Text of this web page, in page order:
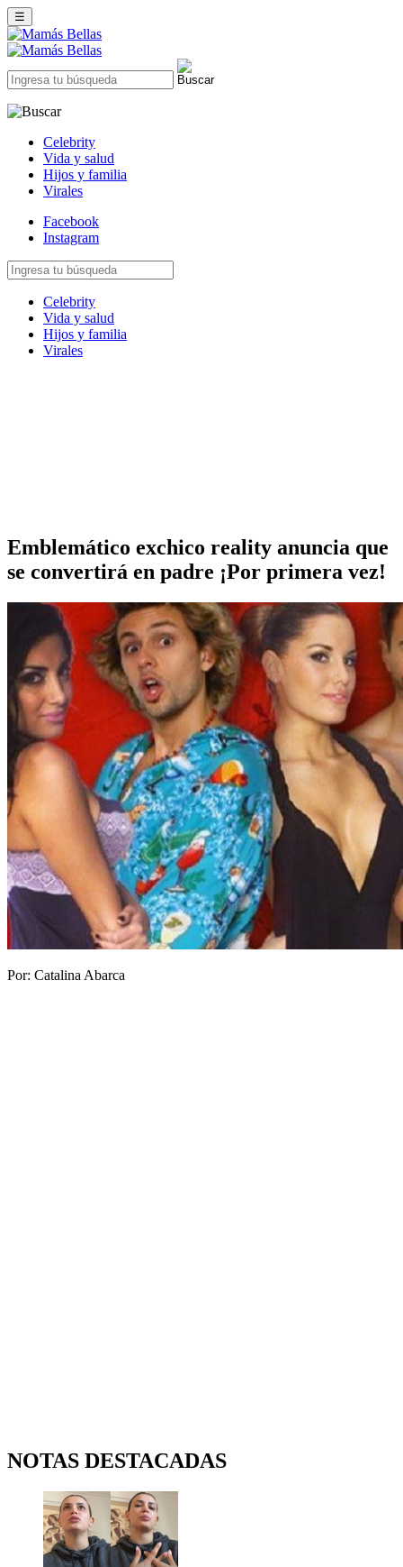
☰
Celebrity
Vida y salud
Hijos y familia
Virales
Facebook
Instagram
Celebrity
Vida y salud
Hijos y familia
Virales
Emblemático exchico reality anuncia que
se convertirá en padre ¡Por primera vez!
Por: Catalina Abarca
NOTAS DESTACADAS